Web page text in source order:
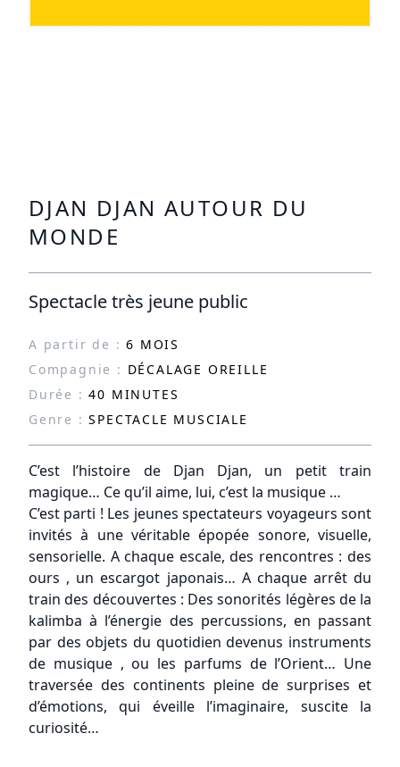
DJAN DJAN AUTOUR DU
MONDE
Spectacle très jeune public
A partir de :6 MOIS
Compagnie : DÉCALAGE OREILLE
Durée :40 MINUTES
Genre :SPECTACLE MUSCIALE
C’est l’histoire de Djan Djan, un petit train
magique… Ce qu’il aime, lui, c’est la musique …
C’est parti ! Les jeunes spectateurs voyageurs sont
invités à une véritable épopée sonore, visuelle,
sensorielle. A chaque escale, des rencontres : des
ours , un escargot japonais… A chaque arrêt du
train des découvertes : Des sonorités légères de la
kalimba à l’énergie des percussions, en passant
par des objets du quotidien devenus instruments
de musique , ou les parfums de l’Orient… Une
traversée des continents pleine de surprises et
d’émotions, qui éveille l’imaginaire, suscite la
curiosité…